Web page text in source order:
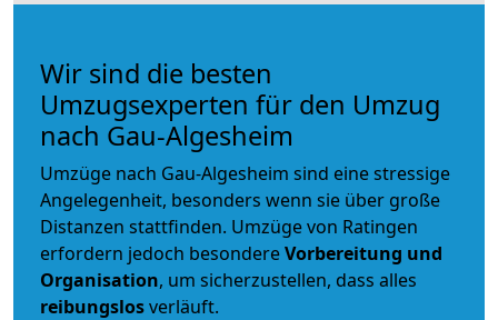
Wir sind die besten
Umzugsexperten für den Umzug
nach Gau-Algesheim
Umzüge nach Gau-Algesheim sind eine stressige
Angelegenheit, besonders wenn sie über große
Distanzen stattfinden. Umzüge von Ratingen
erfordern jedoch besondereVorbereitung und
Organisation, um sicherzustellen, dass alles
reibungslosverläuft.